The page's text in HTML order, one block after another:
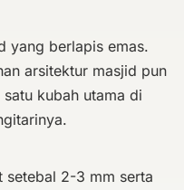
yang berlapis emas.
arsitektur masjid pun
kubah utama di
setebal 2-3 mm serta